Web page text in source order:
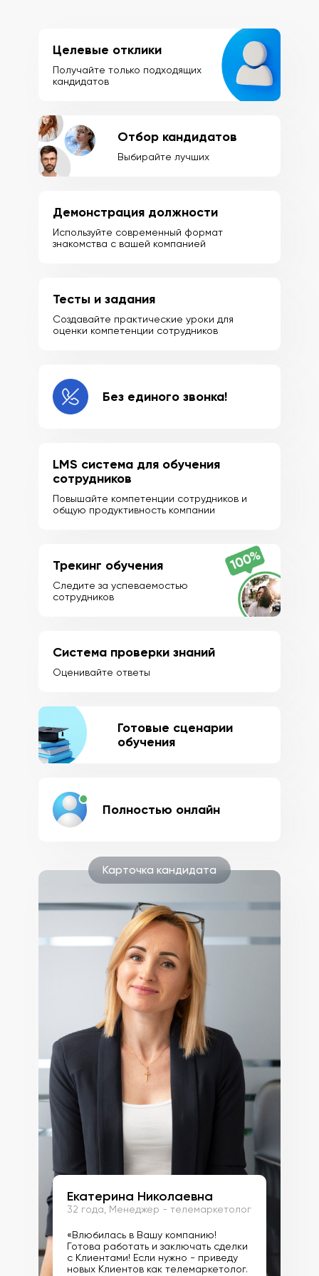
Целевые отклики
Получайте только подходящих
кандидатов
Отбор кандидатов
Выбирайте лучших
Демонстрация должности
Используйте современный формат
знакомства с вашей компанией
Тесты и задания
Создавайте практические уроки для
оценки компетенции сотрудников
Без единого звонка!
Екатерина Николаевна
32 года, Менеджер - телемаркетолог
«Влюбилась в Вашу компанию!
Готова работать и заключать сделки
с Клиентами! Если нужно - приведу
новых Клиентов как телемаркетолог.
LMS система для обучения
сотрудников
Повышайте компетенции сотрудников и
общую продуктивность компании
Трекинг обучения
Следите за успеваемостью
сотрудников
Система проверки знаний
Оценивайте ответы
Готовые сценарии
обучения
Полностью онлайн